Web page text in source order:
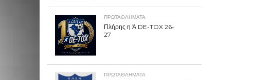
ΠΡΩΤΑΘΛΉΜΑΤΑ
Πλήρης η Ά DE-TOX 26-
27
ΠΡΩΤΑΘΛΉΜΑΤΑ